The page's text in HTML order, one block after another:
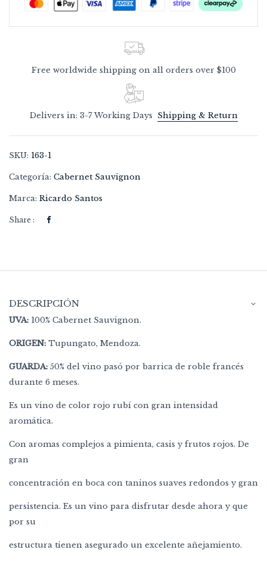
Free worldwide shipping on all orders over $100
Delivers in: 3-7 Working Days Shipping & Return
SKU: 163-1
Categoría: Cabernet Sauvignon
Marca: Ricardo Santos
Share :
DESCRIPCIÓN
UVA: 100% Cabernet Sauvignon.
ORIGEN: Tupungato, Mendoza.
GUARDA: 50% del vino pasó por barrica de roble francés
durante 6 meses.
Es un vino de color rojo rubí con gran intensidad
aromática.
Con aromas complejos a pimienta, casis y frutos rojos. De
gran
concentración en boca con taninos suaves redondos y gran
persistencia. Es un vino para disfrutar desde ahora y que
por su
estructura tienen asegurado un excelente añejamiento.